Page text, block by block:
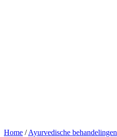
Home /Ayurvedische behandelingen